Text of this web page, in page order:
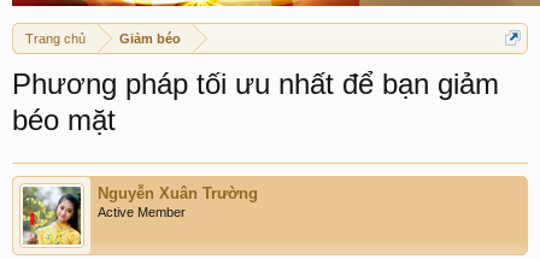
Trang chủ Giảm béo
Phương pháp tối ưu nhất để bạn giảm
béo mặt
Nguyễn Xuân Trường
Active Member